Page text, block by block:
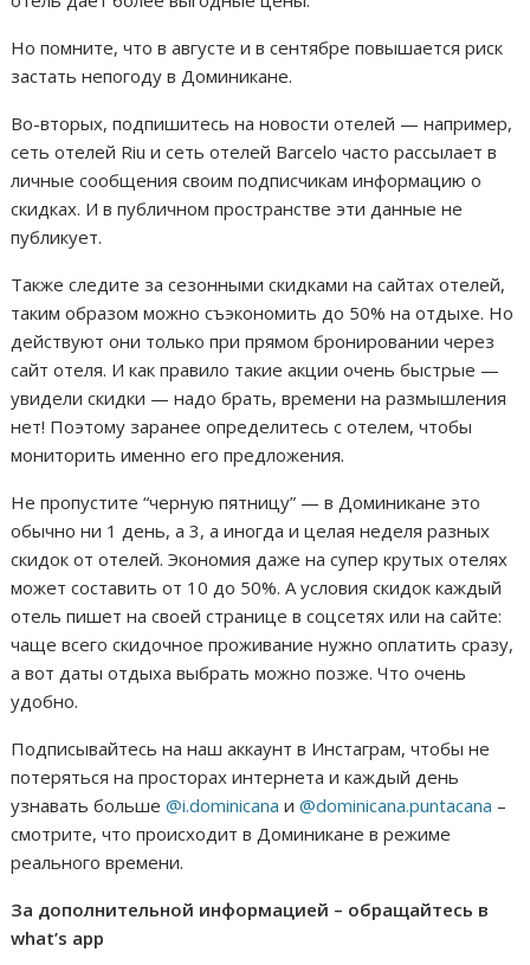
Но помните, что в августе и в сентябре повышается риск
застать непогоду в Доминикане.
Во-вторых, подпишитесь на новости отелей — например,
сеть отелей Riu и сеть отелей Barcelo часто рассылает в
личные сообщения своим подписчикам информацию о
скидках. И в публичном пространстве эти данные не
публикует.
Также следите за сезонными скидками на сайтах отелей,
таким образом можно съэкономить до 50% на отдыхе. Но
действуют они только при прямом бронировании через
сайт отеля. И как правило такие акции очень быстрые —
увидели скидки — надо брать, времени на размышления
нет! Поэтому заранее определитесь с отелем, чтобы
мониторить именно его предложения.
Не пропустите “черную пятницу” — в Доминикане это
обычно ни 1 день, а 3, а иногда и целая неделя разных
скидок от отелей. Экономия даже на супер крутых отелях
может составить от 10 до 50%. А условия скидок каждый
отель пишет на своей странице в соцсетях или на сайте:
чаще всего скидочное проживание нужно оплатить сразу,
а вот даты отдыха выбрать можно позже. Что очень
удобно.
Подписывайтесь на наш аккаунт в Инстаграм, чтобы не
потеряться на просторах интернета и каждый день
узнавать больше@i.dominicanaи@dominicana.puntacana –
смотрите, что происходит в Доминикане в режиме
реального времени.
За дополнительной информацией – обращайтесь в
what’s app